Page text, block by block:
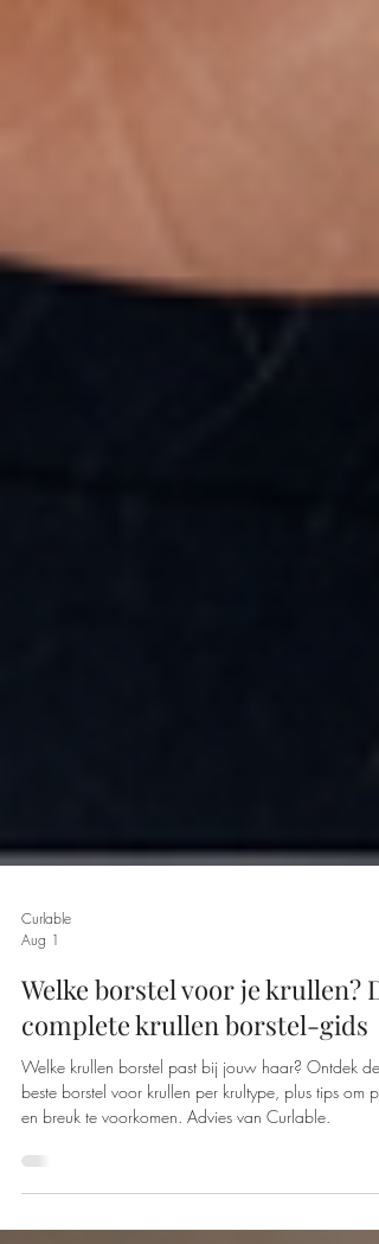
Curlable
Welke borstel voor je krullen?
complete krullen borstel-gids
beste borstel voor krullen per krultype, plus tips om
en breuk te voorkomen. Advies van Curlable.